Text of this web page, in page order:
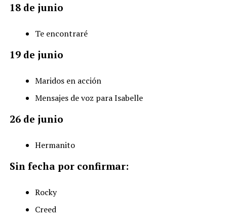
18 de junio
Te encontraré
19 de junio
Maridos en acción
Mensajes de voz para Isabelle
26 de junio
Hermanito
Sin fecha por confirmar:
Rocky
Creed